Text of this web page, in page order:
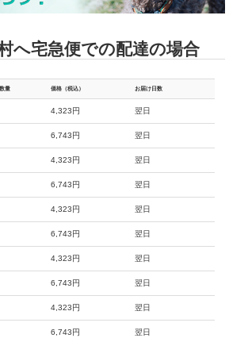
へ宅急便での配達の場合
量 価格（税込） お届け日数
4,323円 翌日
6,743円 翌日
4,323円 翌日
6,743円 翌日
4,323円 翌日
6,743円 翌日
4,323円 翌日
6,743円 翌日
4,323円 翌日
6,743円 翌日